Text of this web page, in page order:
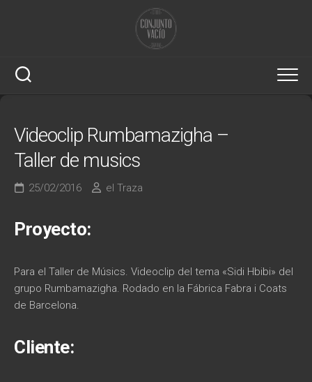
Videoclip Rumbamazigha –
Taller de musics
25/02/2016 el Traza
Proyecto:
Para el Taller de Músics. Videoclip del tema «Sidi Hbibi» del
grupo Rumbamazigha. Rodado en la Fábrica Fabra i Coats
de Barcelona.
Cliente: